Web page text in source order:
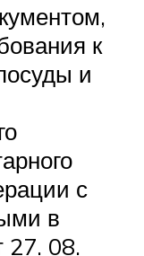
к
и
с
в
27. 08.